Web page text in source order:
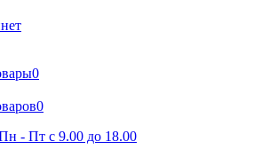
0
0
- Пт с 9.00 до 18.00